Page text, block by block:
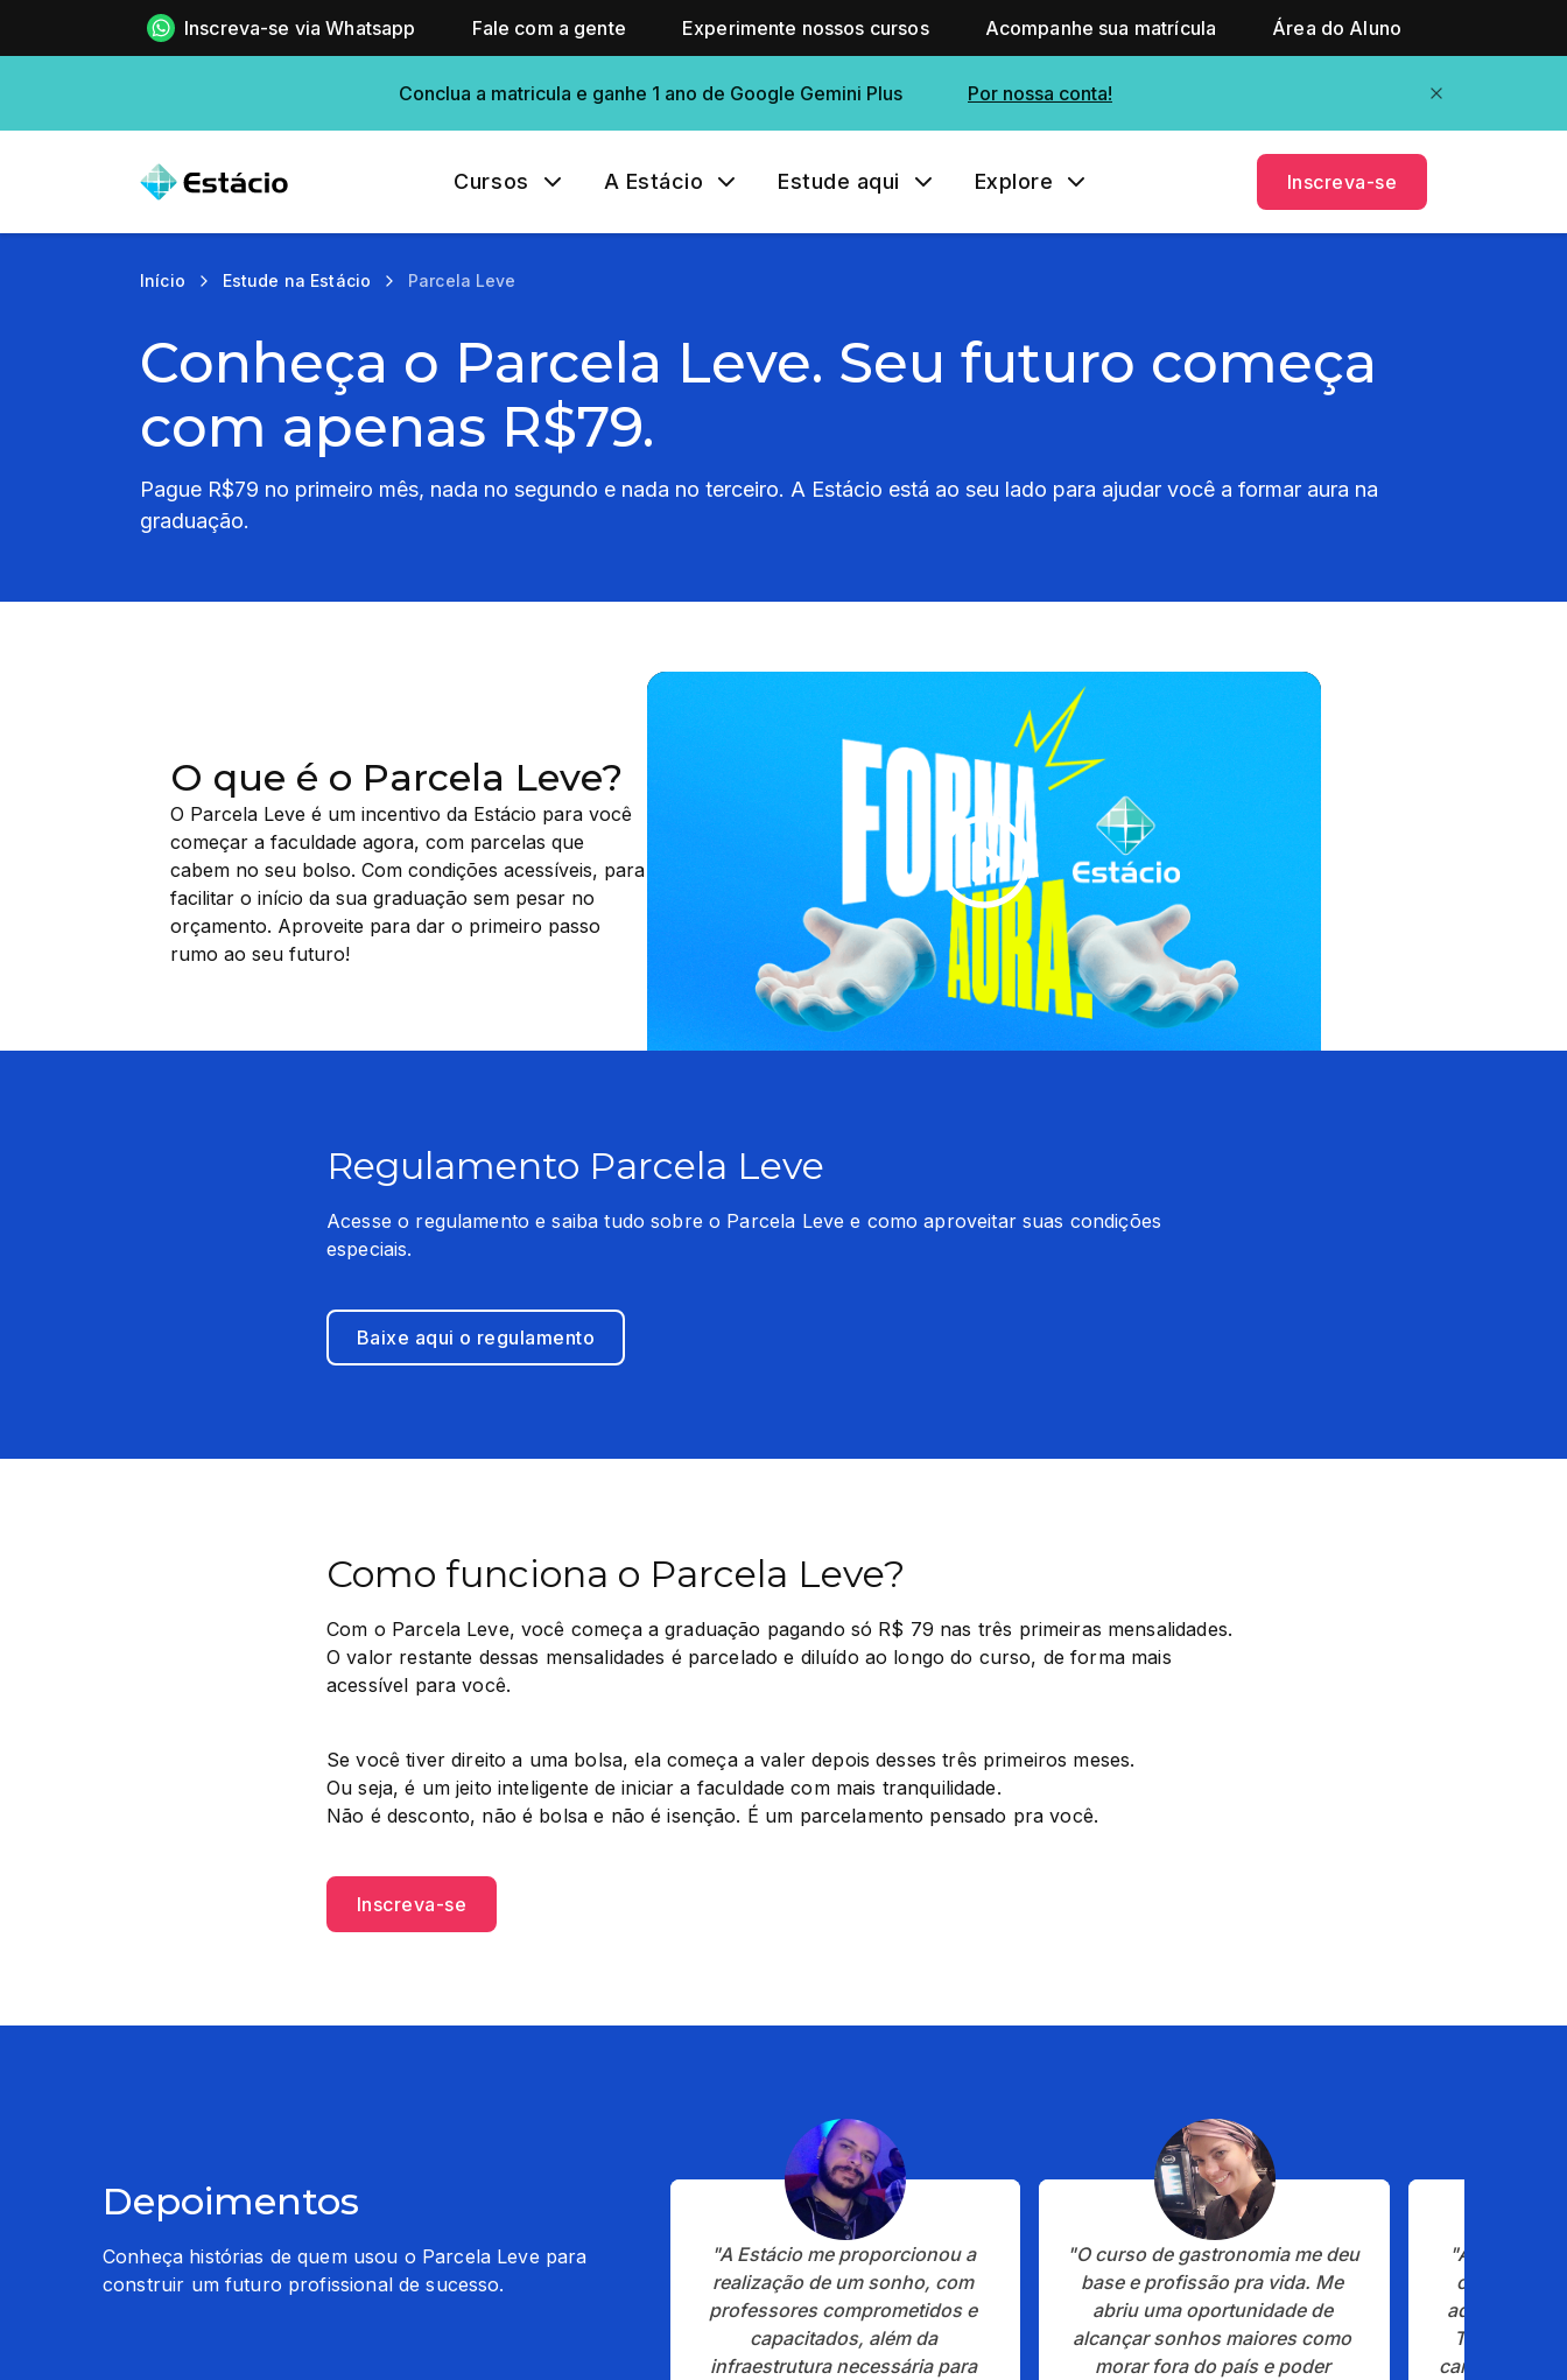
Inscreva-se via Whatsapp Fale com a gente Experimente nossos cursos Acompanhe sua matrícula Área do Aluno
Conclua a matricula e ganhe 1 ano de Google Gemini Plus Por nossa conta!
Cursos A Estácio Estude aqui Explore Inscreva-se
Início Estude na Estácio Parcela Leve
Conheça o Parcela Leve. Seu futuro começa
com apenas R$79.
Pague R$79 no primeiro mês, nada no segundo e nada no terceiro. A Estácio está ao seu lado para ajudar você a formar aura na
graduação.
O que é o Parcela Leve?
O Parcela Leve é um incentivo da Estácio para você
começar a faculdade agora, com parcelas que
cabem no seu bolso. Com condições acessíveis, para
facilitar o início da sua graduação sem pesar no
orçamento. Aproveite para dar o primeiro passo
rumo ao seu futuro!
Regulamento Parcela Leve
Acesse o regulamento e saiba tudo sobre o Parcela Leve e como aproveitar suas condições
especiais.
Baixe aqui o regulamento
Como funciona o Parcela Leve?
Com o Parcela Leve, você começa a graduação pagando só R$ 79 nas três primeiras mensalidades.
O valor restante dessas mensalidades é parcelado e diluído ao longo do curso, de forma mais
acessível para você.
Se você tiver direito a uma bolsa, ela começa a valer depois desses três primeiros meses.
Ou seja, é um jeito inteligente de iniciar a faculdade com mais tranquilidade.
Não é desconto, não é bolsa e não é isenção. É um parcelamento pensado pra você.
Inscreva-se
Depoimentos
Conheça histórias de quem usou o Parcela Leve para
construir um futuro profissional de sucesso.
"A Estácio me proporcionou a
realização de um sonho, com
professores comprometidos e
capacitados, além da
infraestrutura necessária para
"O curso de gastronomia me deu
base e profissão pra vida. Me
abriu uma oportunidade de
alcançar sonhos maiores como
morar fora do país e poder
"A Estácio
chance de
adormecido:
Tenho
campus, pois